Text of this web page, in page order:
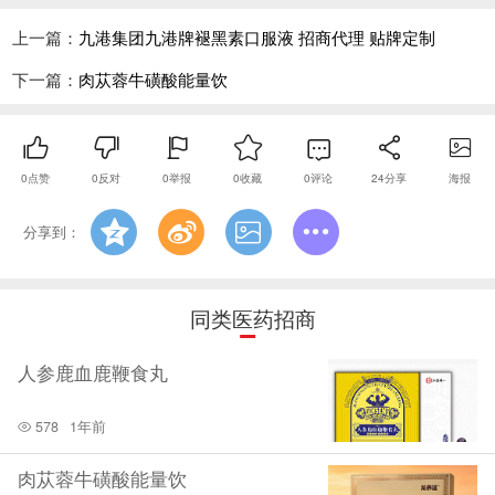
上一篇： 九港集团九港牌褪黑素口服液 招商代理 贴牌定制
下一篇： 肉苁蓉牛磺酸能量饮
0点赞 0反对 0举报 0收藏 0评论 24分享 海报
分享到：
同类医药招商
人参鹿血鹿鞭食丸
578 1年前
肉苁蓉牛磺酸能量饮